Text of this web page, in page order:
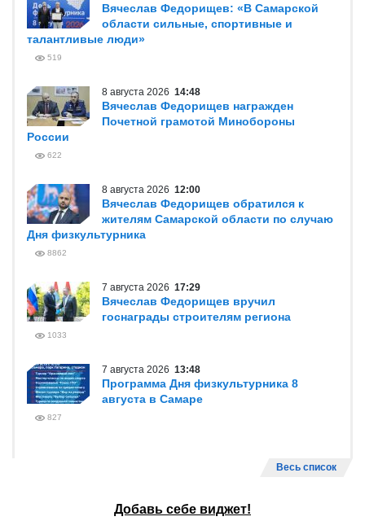
Вячеслав Федорищев: «В Самарской
области сильные, спортивные и
талантливые люди»
519
8 августа 2026 14:48
Вячеслав Федорищев награжден
Почетной грамотой Минобороны
России
622
8 августа 2026 12:00
Вячеслав Федорищев обратился к
жителям Самарской области по случаю
Дня физкультурника
8862
7 августа 2026 17:29
Вячеслав Федорищев вручил
госнаграды строителям региона
1033
7 августа 2026 13:48
Программа Дня физкультурника 8
августа в Самаре
827
Весь список
Добавь себе виджет!